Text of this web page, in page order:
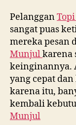
Pelanggan
sangat puas
mereka pesan
Munjulkarena
keinginannya.
yang cepat
karena itu,
kembali
Munjul